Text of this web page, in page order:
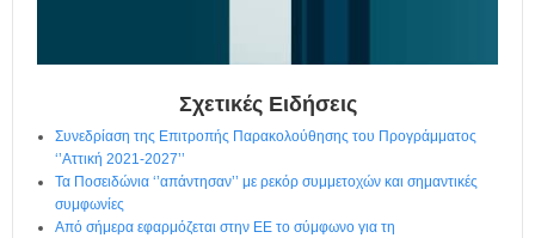
Σχετικές Ειδήσεις
Συνεδρίαση της Επιτροπής Παρακολούθησης του Προγράμματος
‘’Αττική 2021-2027’’
Τα Ποσειδώνια ‘’απάντησαν’’ με ρεκόρ συμμετοχών και σημαντικές
συμφωνίες
Από σήμερα εφαρμόζεται στην ΕΕ το σύμφωνο για τη